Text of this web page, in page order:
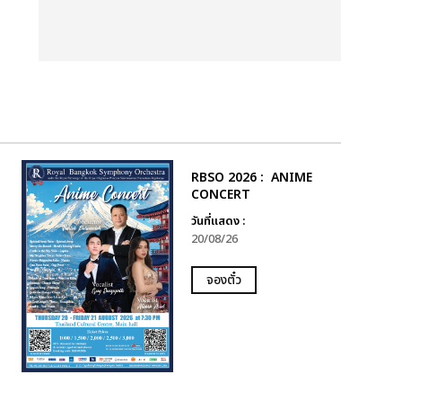
RBSO 2026 : ANIME
CONCERT
วันที่แสดง :
20/08/26
จองตั๋ว